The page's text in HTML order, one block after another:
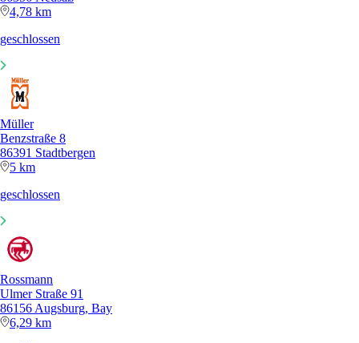
4,78 km
geschlossen
Müller
Benzstraße 8
86391 Stadtbergen
5 km
geschlossen
Rossmann
Ulmer Straße 91
86156 Augsburg, Bay
6,29 km